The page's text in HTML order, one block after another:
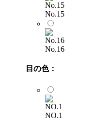
No.15
No.16
目の色：
NO.1